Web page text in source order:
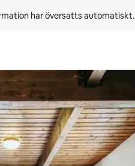
har översatts automatiskt.